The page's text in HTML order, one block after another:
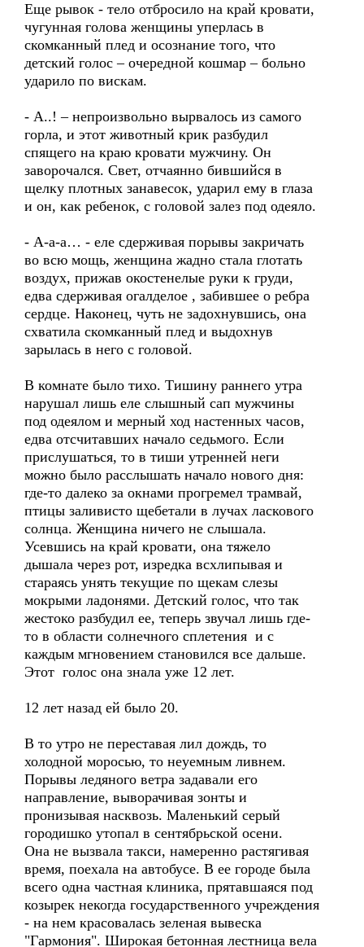
Еще рывок - тело отбросило на край кровати,
чугунная голова женщины уперлась в
скомканный плед и осознание того, что
детский голос – очередной кошмар – больно
ударило по вискам.
- А..! – непроизвольно вырвалось из самого
горла, и этот животный крик разбудил
спящего на краю кровати мужчину. Он
заворочался. Свет, отчаянно бившийся в
щелку плотных занавесок, ударил ему в глаза
и он, как ребенок, с головой залез под одеяло.
- А-а-а… - еле сдерживая порывы закричать
во всю мощь, женщина жадно стала глотать
воздух, прижав окостенелые руки к груди,
едва сдерживая огалделое , забившее о ребра
сердце. Наконец, чуть не задохнувшись, она
схватила скомканный плед и выдохнув
зарылась в него с головой.
В комнате было тихо. Тишину раннего утра
нарушал лишь еле слышный сап мужчины
под одеялом и мерный ход настенных часов,
едва отсчитавших начало седьмого. Если
прислушаться, то в тиши утренней неги
можно было расслышать начало нового дня:
где-то далеко за окнами прогремел трамвай,
птицы заливисто щебетали в лучах ласкового
солнца. Женщина ничего не слышала.
Усевшись на край кровати, она тяжело
дышала через рот, изредка всхлипывая и
стараясь унять текущие по щекам слезы
мокрыми ладонями. Детский голос, что так
жестоко разбудил ее, теперь звучал лишь где-
то в области солнечного сплетения и с
каждым мгновением становился все дальше.
Этот голос она знала уже 12 лет.
12 лет назад ей было 20.
В то утро не переставая лил дождь, то
холодной моросью, то неуемным ливнем.
Порывы ледяного ветра задавали его
направление, выворачивая зонты и
пронизывая насквозь. Маленький серый
городишко утопал в сентябрьской осени.
Она не вызвала такси, намеренно растягивая
время, поехала на автобусе. В ее городе была
всего одна частная клиника, прятавшаяся под
козырек некогда государственного учреждения
- на нем красовалась зеленая вывеска
"Гармония". Широкая бетонная лестница вела